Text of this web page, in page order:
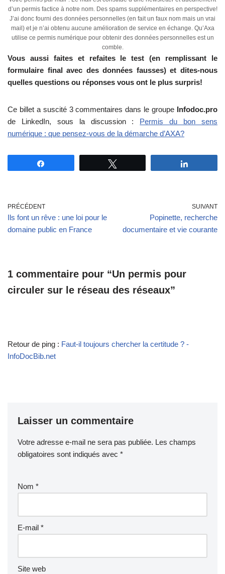
d’un permis factice à notre nom. Des spams supplémentaires en perspective!
J’ai donc fourni des données personnelles (en fait un faux nom mais un vrai
mail) et je n’ai obtenu aucune amélioration de service en échange. Qu’Axa
utilise ce permis numérique pour obtenir des données personnelles est un
comble.
Vous aussi faites et refaites le test (en remplissant le
formulaire final avec des données fausses) et dites-nous
quelles questions ou réponses vous ont le plus surpris!
Ce billet a suscité 3 commentaires dans le groupe Infodoc.pro
de LinkedIn, sous la discussion : Permis du bon sens
numérique : que pensez-vous de la démarche d’AXA?
PRÉCÉDENT
Ils font un rêve : une loi pour le
domaine public en France
SUIVANT
Popinette, recherche
documentaire et vie courante
1 commentaire pour “Un permis pour
circuler sur le réseau des réseaux”
Retour de ping : Faut-il toujours chercher la certitude ? -
InfoDocBib.net
Laisser un commentaire
Votre adresse e-mail ne sera pas publiée. Les champs
obligatoires sont indiqués avec *
Nom *
E-mail *
Site web